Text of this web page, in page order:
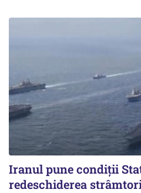
Iranul pune condiții
redeschiderea